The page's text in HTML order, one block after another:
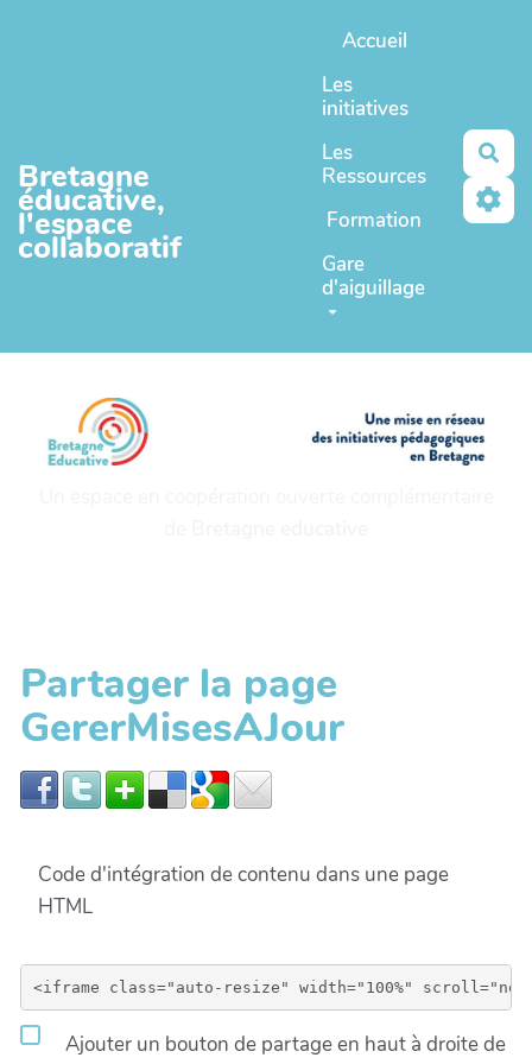
Bretagne
éducative,
l'espace
collaboratif
Accueil
Les
initiatives
Les
Ressources
Formation
Gare
d'aiguillage
Partager la page
GererMisesAJour
Code d'intégration de contenu dans une page
HTML
Ajouter un bouton de partage en haut à droite de